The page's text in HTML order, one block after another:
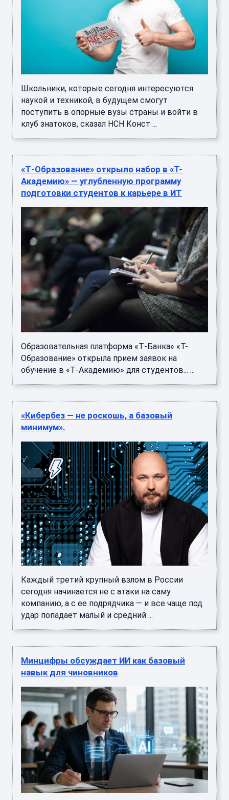
Школьники, которые сегодня интересуются
наукой и техникой, в будущем смогут
поступить в опорные вузы страны и войти в
клуб знатоков, сказал НСН Конст ...
«Т‑Образование» открыло набор в «Т-
Академию» — углубленную программу
подготовки студентов к карьере в ИТ
Образовательная платформа «Т‑Банка» «Т-
Образование» открыла прием заявок на
обучение в «Т‑Академию» для студентов... ...
«Кибербез — не роскошь, а базовый
минимум».
Каждый третий крупный взлом в России
сегодня начинается не с атаки на саму
компанию, а с ее подрядчика — и все чаще под
удар попадает малый и средний ...
Минцифры обсуждает ИИ как базовый
навык для чиновников